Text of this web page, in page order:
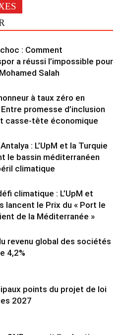
: Comment
a réussi l’impossible pour
Salah
à taux zéro en
promesse d’inclusion
casse-tête économique
: L’UpM et la Turquie
le bassin méditerranéen
climatique
climatique : L’UpM et
lancent le Prix du « Port le
de la Méditerranée »
revenu global des sociétés
4,2%
points du projet de loi
2027